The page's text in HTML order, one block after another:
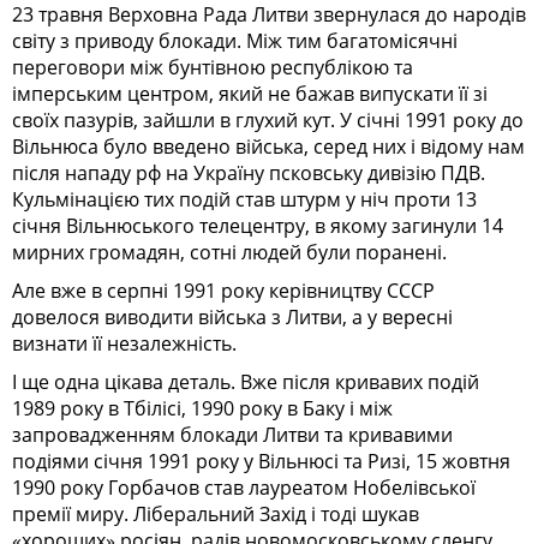
23 травня Верховна Рада Литви звернулася до народів
світу з приводу блокади. Між тим багатомісячні
переговори між бунтівною республікою та
імперським центром, який не бажав випускати її зі
своїх пазурів, зайшли в глухий кут. У січні 1991 року до
Вільнюса було введено війська, серед них і відому нам
після нападу рф на Україну псковську дивізію ПДВ.
Кульмінацією тих подій став штурм у ніч проти 13
січня Вільнюського телецентру, в якому загинули 14
мирних громадян, сотні людей були поранені.
Але вже в серпні 1991 року керівництву СССР
довелося виводити війська з Литви, а у вересні
визнати її незалежність.
І ще одна цікава деталь. Вже після кривавих подій
1989 року в Тбілісі, 1990 року в Баку і між
запровадженням блокади Литви та кривавими
подіями січня 1991 року у Вільнюсі та Ризі, 15 жовтня
1990 року Горбачов став лауреатом Нобелівської
премії миру. Ліберальний Захід і тоді шукав